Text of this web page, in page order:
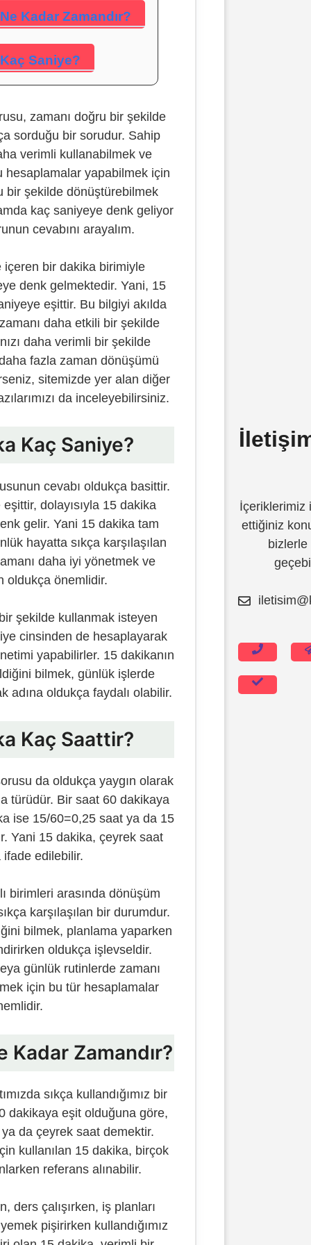
İçeriğe
atla
Kadar Zamandır?
Saniye?
zamanı doğru bir şekilde
sorduğu bir sorudur. Sahip
verimli kullanabilmek ve
hesaplamalar yapabilmek için
bir şekilde dönüştürebilmek
kaç saniyeye denk geliyor
cevabını arayalım.
bir dakika birimiyle
denk gelmektedir. Yani, 15
eşittir. Bu bilgiyi akılda
daha etkili bir şekilde
daha verimli bir şekilde
fazla zaman dönüşümü
sitemizde yer alan diğer
da inceleyebilirsiniz.
Kaç Saniye?
cevabı oldukça basittir.
dolayısıyla 15 dakika
gelir. Yani 15 dakika tam
hayatta sıkça karşılaşılan
daha iyi yönetmek ve
oldukça önemlidir.
şekilde kullanmak isteyen
cinsinden de hesaplayarak
yapabilirler. 15 dakikanın
bilmek, günlük işlerde
adına oldukça faydalı olabilir.
Kaç Saattir?
da oldukça yaygın olarak
türüdür. Bir saat 60 dakikaya
ise 15/60=0,25 saat ya da 15
Yani 15 dakika, çeyrek saat
ifade edilebilir.
birimleri arasında dönüşüm
karşılaşılan bir durumdur.
bilmek, planlama yaparken
oldukça işlevseldir.
günlük rutinlerde zamanı
için bu tür hesaplamalar
Kadar Zamandır?
sıkça kullandığımız bir
dakikaya eşit olduğuna göre,
da çeyrek saat demektir.
kullanılan 15 dakika, birçok
referans alınabilir.
ders çalışırken, iş planları
pişirirken kullandığımız
İçeriklerimiz
ettiğiniz